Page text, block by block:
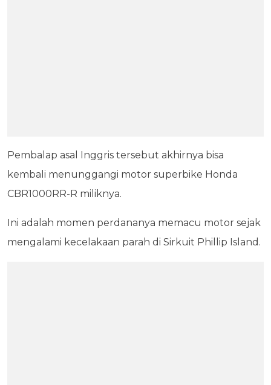
Pembalap asal Inggris tersebut akhirnya bisa
kembali menunggangi motor superbike Honda
CBR1000RR-R miliknya.
Ini adalah momen perdananya memacu motor sejak
mengalami kecelakaan parah di Sirkuit Phillip Island.